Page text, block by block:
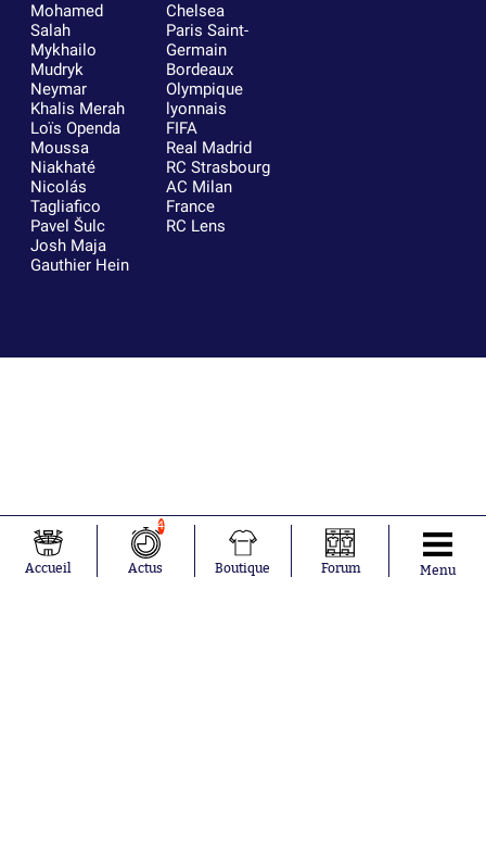
Mohamed
Salah
Mykhailo
Mudryk
Neymar
Khalis Merah
Loïs Openda
Moussa
Niakhaté
Nicolás
Tagliafico
Pavel Šulc
Josh Maja
Gauthier Hein
Chelsea
Paris Saint-
Germain
Bordeaux
Olympique
lyonnais
FIFA
Real Madrid
RC Strasbourg
AC Milan
France
RC Lens
Accueil
4
Actus Boutique Forum Menu